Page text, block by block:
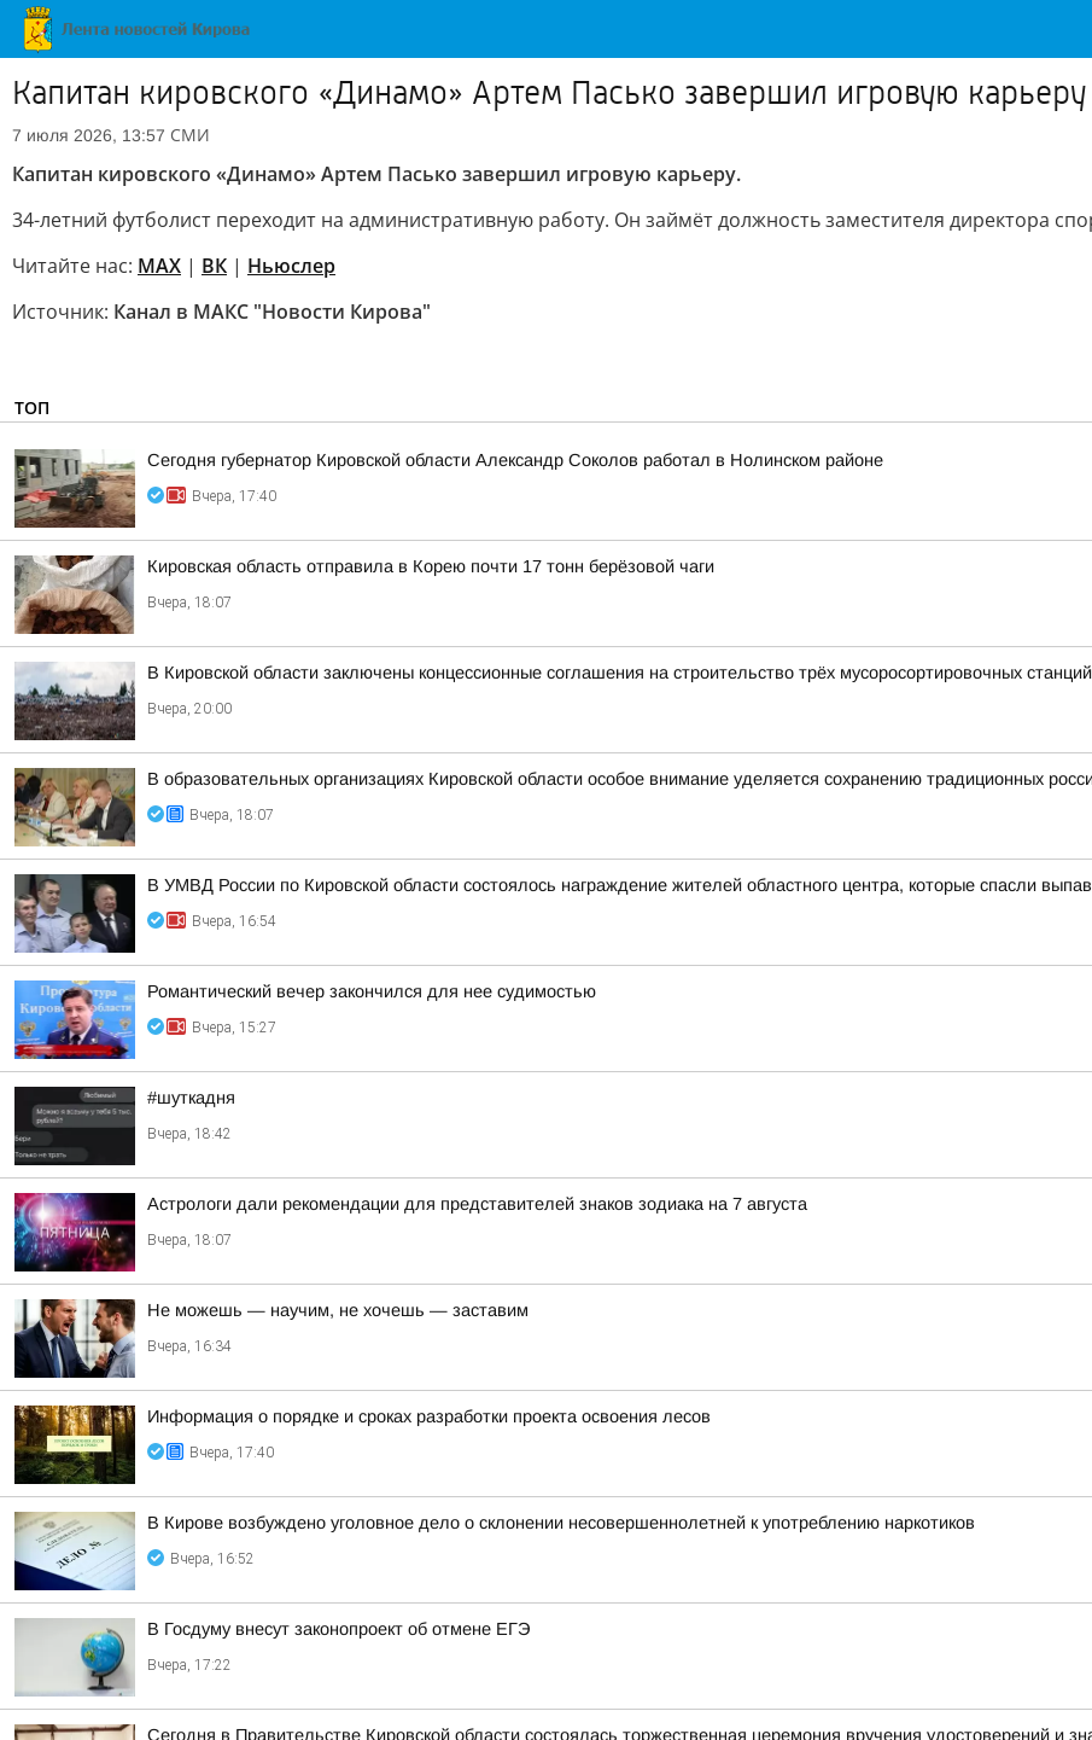
Капитан кировского «Динамо» Артем Пасько завершил игровую карьеру
7 июля 2026, 13:57 СМИ
Капитан кировского «Динамо» Артем Пасько завершил игровую карьеру.
34-летний футболист переходит на административную работу. Он займёт должность заместителя директора
Читайте нас: MAX | ВК | Ньюслер
Источник: Канал в МАКС "Новости Кирова"
ТОП
Сегодня губернатор Кировской области Александр Соколов работал в Нолинском районе
Вчера, 17:40
Кировская область отправила в Корею почти 17 тонн берёзовой чаги
Вчера, 18:07
В Кировской области заключены концессионные соглашения на строительство трёх мусоросортировочных станций
Вчера, 20:00
В образовательных организациях Кировской области особое внимание уделяется сохранению традиционных
Вчера, 18:07
В УМВД России по Кировской области состоялось награждение жителей областного центра, которые спасли
Вчера, 16:54
Романтический вечер закончился для нее судимостью
Вчера, 15:27
#шуткадня
Вчера, 18:42
Астрологи дали рекомендации для представителей знаков зодиака на 7 августа
Вчера, 18:07
Не можешь — научим, не хочешь — заставим
Вчера, 16:34
Информация о порядке и сроках разработки проекта освоения лесов
Вчера, 17:40
В Кирове возбуждено уголовное дело о склонении несовершеннолетней к употреблению наркотиков
Вчера, 16:52
В Госдуму внесут законопроект об отмене ЕГЭ
Вчера, 17:22
Сегодня в Правительстве Кировской области состоялась торжественная церемония вручения удостоверений и